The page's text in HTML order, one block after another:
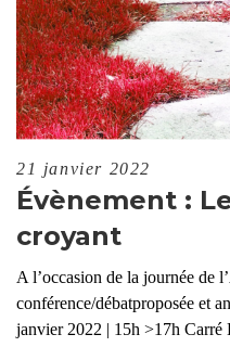
21 janvier 2022
Évènement :
croyant
A l’occasion de la journée de
conférence/débatproposée et
janvier 2022 | 15h >17h Carré